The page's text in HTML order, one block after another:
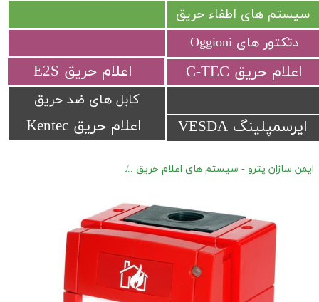
اعلام حریق Kentec
​اعلام حریق C-TEC​​​​​​​ ​اعلام حریق E2S
ایرسمپلینگ VESDA
سیستم های اطفاء حریق
کابل های ضد حریق
دتکتور های Oggioni
ایمن سازان پترو - سیستم های اعلام حریق